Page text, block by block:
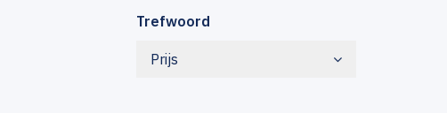
Trefwoord
Prijs